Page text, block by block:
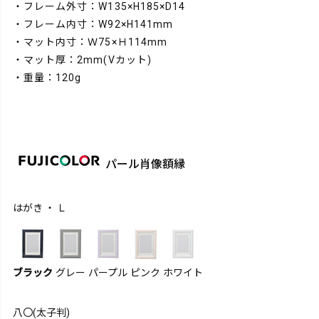
・フレーム外寸：W135×H185×D14
・フレーム内寸：W92×H141mm
・マット内寸：Ｗ75×Ｈ114mm
・マット厚：2mm(Vカット)
・重量：120g
パール肖像額縁
はがき ・ Ｌ
ブラック グレー パープル ピンク ホワイト
八〇(太子判)